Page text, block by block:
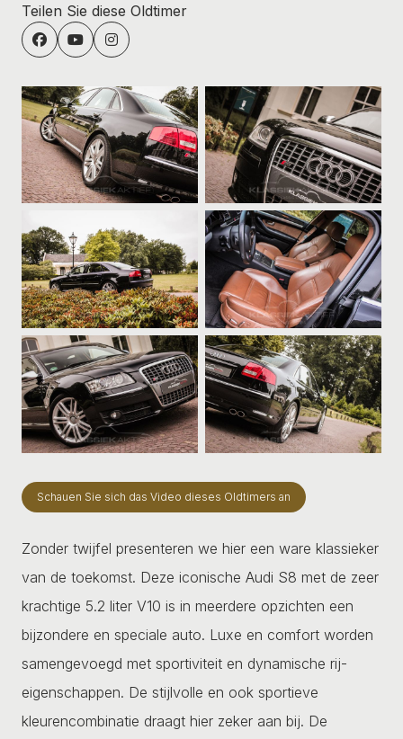
Teilen Sie diese Oldtimer
Schauen Sie sich das Video dieses Oldtimers an
Zonder twijfel presenteren we hier een ware klassieker
van de toekomst. Deze iconische Audi S8 met de zeer
krachtige 5.2 liter V10 is in meerdere opzichten een
bijzondere en speciale auto. Luxe en comfort worden
samengevoegd met sportiviteit en dynamische rij-
eigenschappen. De stijlvolle en ook sportieve
kleurencombinatie draagt hier zeker aan bij. De